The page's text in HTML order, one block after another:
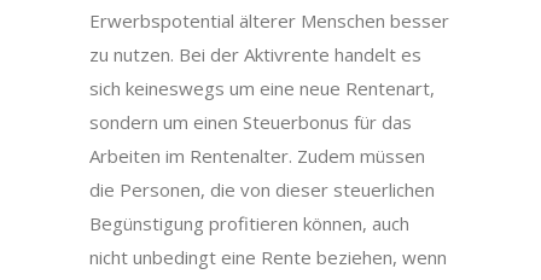
Erwerbspotential älterer Menschen besser
zu nutzen. Bei der Aktivrente handelt es
sich keineswegs um eine neue Rentenart,
sondern um einen Steuerbonus für das
Arbeiten im Rentenalter. Zudem müssen
die Personen, die von dieser steuerlichen
Begünstigung profitieren können, auch
nicht unbedingt eine Rente beziehen, wenn